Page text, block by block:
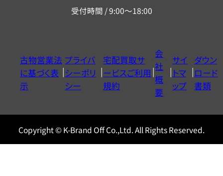
ー
ヤ
ル
0120604117
受付時間 / 9:00～18:00
古物営業法
に基づく表
示
プライバ
シーポリ
シー
宅配買取サ
ービスご利用
規約
会
社
概
要
サイ
トマ
ップ
ダウン
ロード
書類
Copyright © K-Brand Off Co.,Ltd. All Rights Reserved.